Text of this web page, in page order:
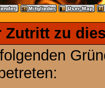
Zutritt zu